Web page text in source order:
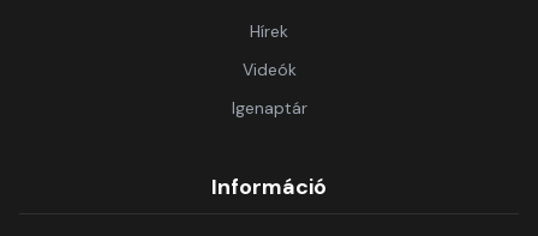
Hírek
Videók
Igenaptár
Információ